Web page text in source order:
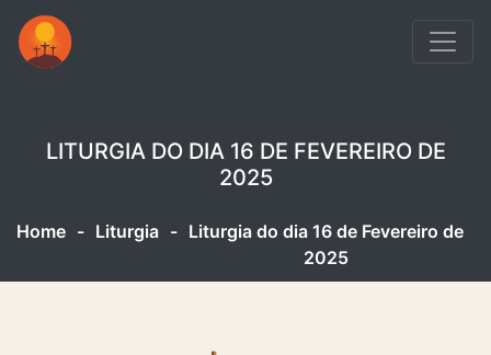
LITURGIA DO DIA 16 DE FEVEREIRO DE
2025
Home - Liturgia - Liturgia do dia 16 de Fevereiro de
2025